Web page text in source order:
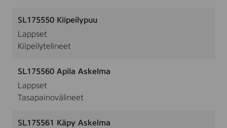
SL175550 Kiipeilypuu
Lappset
Kiipeilytelineet
SL175560 Apila Askelma​
Lappset
Tasapainovälineet
SL175561 Käpy Askelma​